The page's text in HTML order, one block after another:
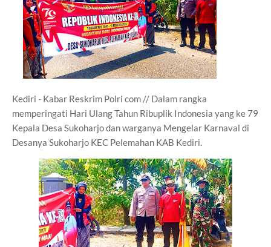
Kediri - Kabar Reskrim Polri com // Dalam rangka
memperingati Hari Ulang Tahun Ribuplik Indonesia yang ke 79
Kepala Desa Sukoharjo dan warganya Mengelar Karnaval di
Desanya Sukoharjo KEC Pelemahan KAB Kediri.